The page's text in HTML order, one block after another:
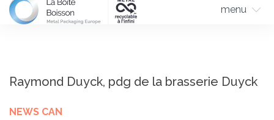
menu
Raymond Duyck, pdg de la brasserie Duyck
NEWS CAN